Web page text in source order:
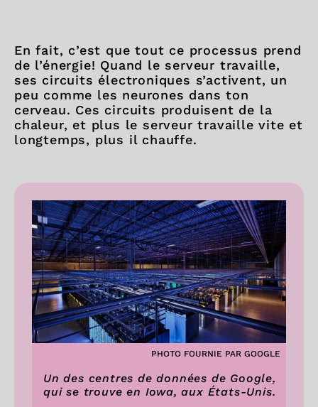
En fait, c’est que tout ce processus prend
de l’énergie! Quand le serveur travaille,
ses circuits électroniques s’activent, un
peu comme les neurones dans ton
cerveau. Ces circuits produisent de la
chaleur, et plus le serveur travaille vite et
longtemps, plus il chauffe.
PHOTO FOURNIE PAR GOOGLE
Un des centres de données de Google,
qui se trouve en Iowa, aux États-Unis.